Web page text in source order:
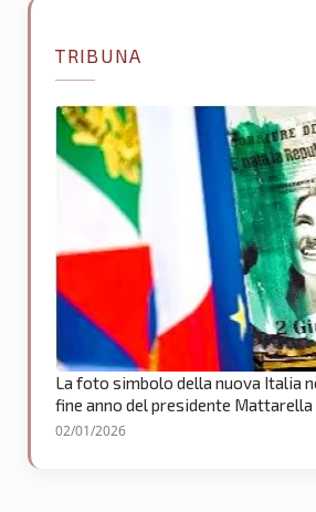
TRIBUNA
La foto simbolo della nuova Italia
fine anno del presidente Mattarella
02/01/2026